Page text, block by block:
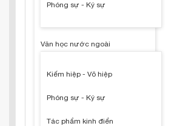
Phóng sự - Ký sự
Văn học nước ngoài
Kiếm hiệp - Võ hiệp
Phóng sự - Ký sự
Tác phẩm kinh điển